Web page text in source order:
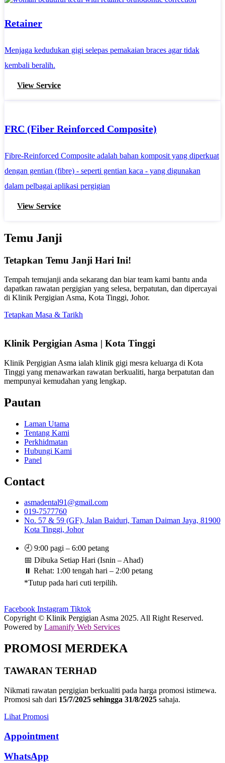
Retainer
Menjaga kedudukan gigi selepas pemakaian braces agar tidak
kembali beralih.
View Service
FRC (Fiber Reinforced Composite)
Fibre-Reinforced Composite adalah bahan komposit yang diperkuat
dengan gentian (fibre) - seperti gentian kaca - yang digunakan
dalam pelbagai aplikasi pergigian
View Service
Temu Janji
Tetapkan Temu Janji Hari Ini!
Tempah temujanji anda sekarang dan biar team kami bantu anda
dapatkan rawatan pergigian yang selesa, berpatutan, dan dipercayai
di Klinik Pergigian Asma, Kota Tinggi, Johor.
Tetapkan Masa & Tarikh
Klinik Pergigian Asma | Kota Tinggi
Klinik Pergigian Asma ialah klinik gigi mesra keluarga di Kota
Tinggi yang menawarkan rawatan berkualiti, harga berpatutan dan
mempunyai kemudahan yang lengkap.
Pautan
Laman Utama
Tentang Kami
Perkhidmatan
Hubungi Kami
Panel
Contact
asmadental91@gmail.com
019-7577760
No. 57 & 59 (GF), Jalan Baiduri, Taman Daiman Jaya, 81900
Kota Tinggi, Johor
🕘 9:00 pagi – 6:00 petang
📅 Dibuka Setiap Hari (Isnin – Ahad)
⏸️ Rehat: 1:00 tengah hari – 2:00 petang
*Tutup pada hari cuti terpilih.
Facebook Instagram Tiktok
Copyright © Klinik Pergigian Asma 2025. All Right Reserved.
Powered by Lamanify Web Services
PROMOSI MERDEKA
TAWARAN TERHAD
Nikmati rawatan pergigian berkualiti pada harga promosi istimewa.
Promosi sah dari 15/7/2025 sehingga 31/8/2025 sahaja.
Lihat Promosi
Appointment
WhatsApp